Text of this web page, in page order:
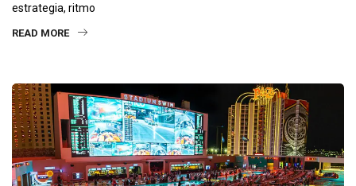
estrategia, ritmo
READ MORE